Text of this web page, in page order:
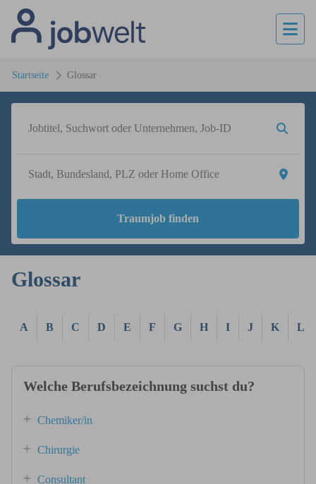
Startseite Glossar
Traumjob finden
Glossar
A B C D E F G H I J K L
Welche Berufsbezeichnung suchst du?
Chemiker/in
Chirurgie
Consultant